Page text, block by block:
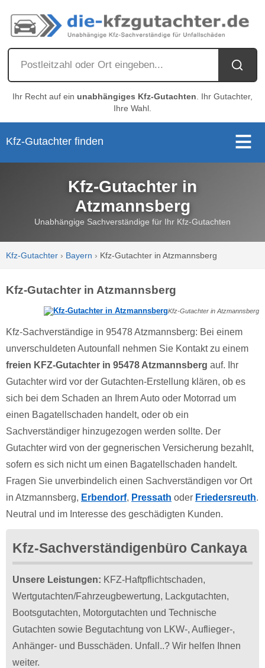
Ihr Recht auf ein unabhängiges Kfz-Gutachten . Ihr Gutachter,
Ihre Wahl.
Kfz-Gutachter finden
Kfz-Gutachter in
Atzmannsberg
Unabhängige Sachverständige für Ihr Kfz-Gutachten
Kfz-Gutachter › Bayern › Kfz-Gutachter in Atzmannsberg
Kfz-Gutachter in Atzmannsberg
Kfz-Gutachter in Atzmannsberg
Kfz-Sachverständige in 95478 Atzmannsberg: Bei einem
unverschuldeten Autounfall nehmen Sie Kontakt zu einem
freien KFZ-Gutachter in 95478 Atzmannsberg auf. Ihr
Gutachter wird vor der Gutachten-Erstellung klären, ob es
sich bei dem Schaden an Ihrem Auto oder Motorrad um
einen Bagatellschaden handelt, oder ob ein
Sachverständiger hinzugezogen werden sollte. Der
Gutachter wird von der gegnerischen Versicherung bezahlt,
sofern es sich nicht um einen Bagatellschaden handelt.
Fragen Sie unverbindelich einen Sachverständigen vor Ort
in Atzmannsberg, Erbendorf, Pressath oder Friedersreuth.
Neutral und im Interesse des geschädigten Kunden.
Kfz-Sachverständigenbüro Cankaya
Unsere Leistungen: KFZ-Haftpflichtschaden,
Wertgutachten/Fahrzeugbewertung, Lackgutachten,
Bootsgutachten, Motorgutachten und Technische
Gutachten sowie Begutachtung von LKW-, Auflieger-,
Anhänger- und Busschäden. Unfall..? Wir helfen Ihnen
weiter.